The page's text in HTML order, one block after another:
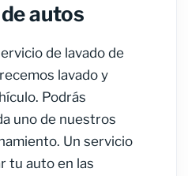
autos
de lavado de
lavado y
Podrás
uno de nuestros
Un servicio
tu auto en las